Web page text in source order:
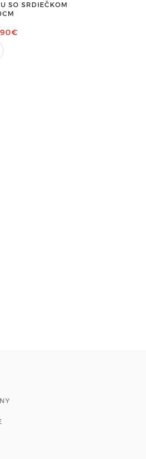
SO SRDIEČKOM